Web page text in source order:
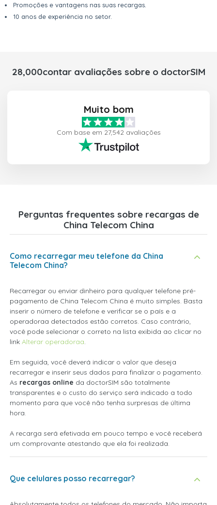
Promoções e vantagens nas suas recargas.
10 anos de experiência no setor.
28,000contar avaliações sobre o doctorSIM
Muito bom
Com base em 27,542 avaliações
Perguntas frequentes sobre recargas de
China Telecom China
Como recarregar meu telefone da China
Telecom China?
Recarregar ou enviar dinheiro para qualquer telefone pré-
pagamento de China Telecom China é muito simples. Basta
inserir o número de telefone e verificar se o país e a
operadoraa detectados estão corretos. Caso contrário,
você pode selecionar o correto na lista exibida ao clicar no
link Alterar operadoraa.
Em seguida, você deverá indicar o valor que deseja
recarregar e inserir seus dados para finalizar o pagamento.
As recargas online da doctorSIM são totalmente
transparentes e o custo do serviço será indicado a todo
momento para que você não tenha surpresas de última
hora.
A recarga será efetivada em pouco tempo e você receberá
um comprovante atestando que ela foi realizada.
Que celulares posso recarregar?